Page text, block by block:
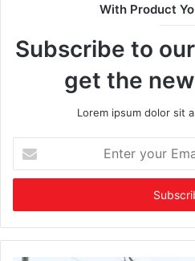
With Product
Subscribe to
get the
Lorem ipsum dolor sit
your
Email